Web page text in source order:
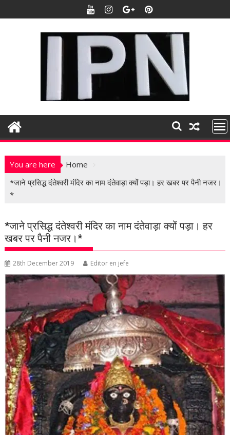
k
t
n
You are here
Home
*जाने प्रसिद्ध दंतेश्वरी मंदिर का नाम दंतेवाड़ा क्यों पड़ा। हर खबर पर पैनी नजर।
*
*जाने प्रसिद्ध दंतेश्वरी मंदिर का नाम दंतेवाड़ा क्यों पड़ा। हर
खबर पर पैनी नजर।*
28th December 2019 Editor en jefe